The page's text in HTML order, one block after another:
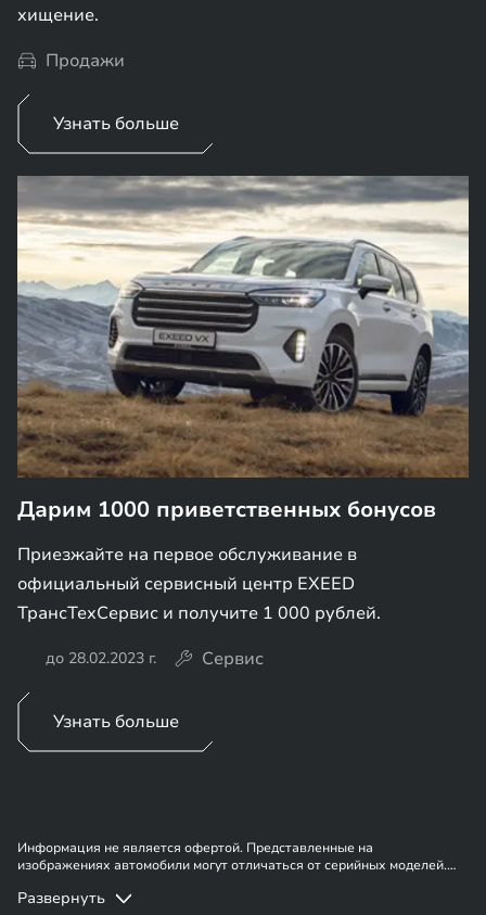
хищение.
Продажи
Узнать больше
Дарим 1000 приветственных бонусов
Приезжайте на первое обслуживание в
официальный сервисный центр EXEED
ТрансТехСервис и получите 1 000 рублей.
до 28.02.2023 г. Сервис
Узнать больше
Информация не является офертой. Представленные на
изображениях автомобили могут отличаться от серийных моделей.
автомобилей, цены, цвета, модели и прочие подробности уточняйте у
Развернуть